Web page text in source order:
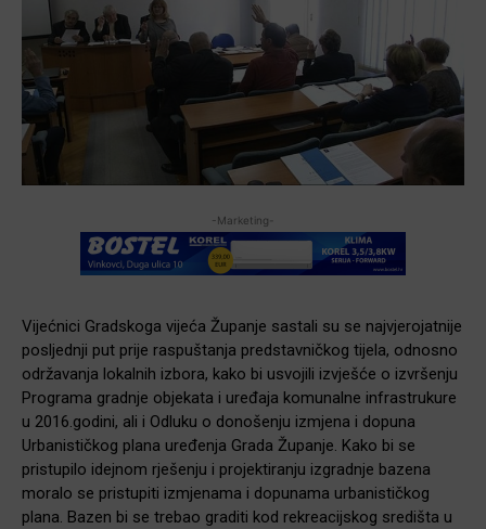
-Marketing-
Vijećnici Gradskoga vijeća Županje sastali su se najvjerojatnije
posljednji put prije raspuštanja predstavničkog tijela, odnosno
održavanja lokalnih izbora, kako bi usvojili izvješće o izvršenju
Programa gradnje objekata i uređaja komunalne infrastrukure
u 2016.godini, ali i Odluku o donošenju izmjena i dopuna
Urbanističkog plana uređenja Grada Županje. Kako bi se
pristupilo idejnom rješenju i projektiranju izgradnje bazena
moralo se pristupiti izmjenama i dopunama urbanističkog
plana. Bazen bi se trebao graditi kod rekreacijskog središta u